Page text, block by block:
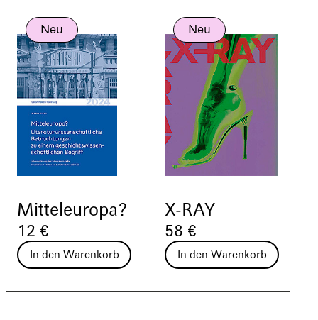
Mitteleuropa?
Neu
12 €
In den Warenkorb
X-RAY
Neu
58 €
In den Warenkorb